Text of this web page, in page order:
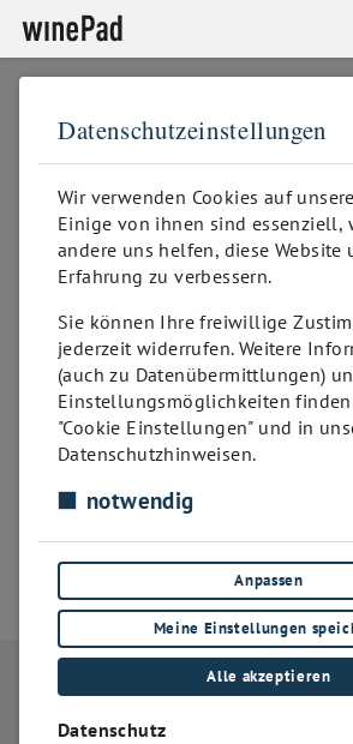
➥ZURÜCK ZUR STARTSEITE
Sorry! This page might not
➥ZURÜCK ZUR
Datenschutzeinstellungen
Wir verwenden Cookies auf
Einige von ihnen sind essenziell,
andere uns helfen, diese Website
Erfahrung zu verbessern.
Sie können Ihre freiwillige
jederzeit widerrufen. Weitere
(auch zu Datenübermittlungen)
Einstellungsmöglichkeiten
"Cookie Einstellungen" und in
Datenschutzhinweisen.
notwendig
Anpassen
Meine Einstellungen
Alle akzeptieren
Datenschutz